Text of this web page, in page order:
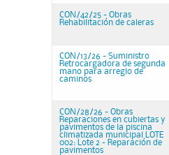
CON/42/25 - Obras
Rehabilitación de caleras
CON/13/26 - Suministro
Retrocargadora de segunda
mano para arreglo de
caminos
CON/28/26 - Obras
Reparaciones en cubiertas y
pavimentos de la piscina
climatizada municipal LOTE
002: Lote 2 - Reparación de
pavimentos